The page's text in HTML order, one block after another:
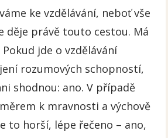
ke vzdělávání, neboť vše
děje právě touto cestou. Má
jde o vzdělávání
rozumových schopností,
shodnou: ano. V případě
k mravnosti a výchově
to horší, lépe řečeno – ano,